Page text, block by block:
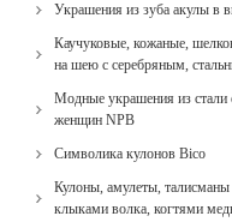
Украшения из зуба акулы в
Каучуковые, кожаные,
на шею с серебряным,
Модные украшения из
женщин NPB
Cимволика кулонов Bico
Кулоны, амулеты,
клыками волка, когтями